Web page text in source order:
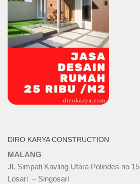
DIRO KARYA CONSTRUCTION
MALANG
Jl. Simpati Kavling Utara Polindes no 15
Losari – Singosari